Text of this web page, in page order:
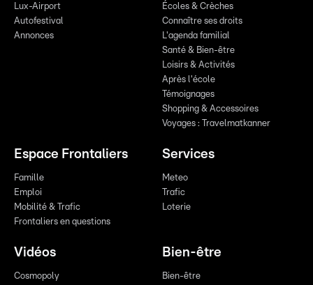
Lux-Airport
Autofestival
Annonces
Écoles & Crèches
Connaître ses droits
L'agenda familial
Santé & Bien-être
Loisirs & Activités
Après l'école
Témoignages
Shopping & Accessoires
Voyages : Travelmatkanner
Espace Frontaliers
Famille
Emploi
Mobilité & Trafic
Frontaliers en questions
Services
Meteo
Trafic
Loterie
Vidéos
Cosmopoly
Bien-être
Bien-être